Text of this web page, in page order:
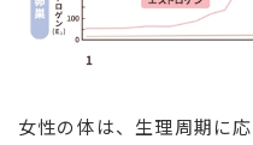
女性の体は、生理周期に